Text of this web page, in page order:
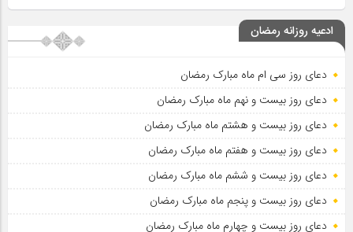
ادعیه روزانه رمضان
دعای روز سی ام ماه مبارک رمضان
دعای روز بیست و نهم ماه مبارک رمضان
دعای روز بیست و هشتم ماه مبارک رمضان
دعای روز بیست و هفتم ماه مبارک رمضان
دعای روز بیست و ششم ماه مبارک رمضان
دعای روز بیست و پنجم ماه مبارک رمضان
دعای روز بیست و چهارم ماه مبارک رمضان